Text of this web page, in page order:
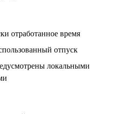
отработанное время
отпуск
локальными